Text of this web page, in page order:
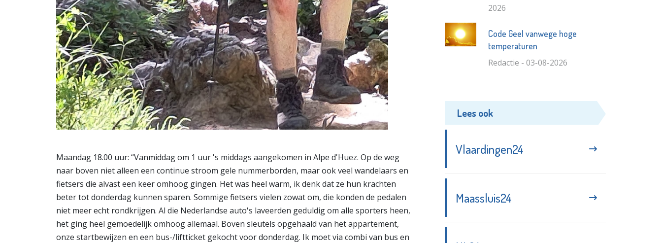
Maandag 18.00 uur: “Vanmiddag om 1 uur 's middags aangekomen in Alpe d'Huez. Op de weg
naar boven niet alleen een continue stroom gele nummerborden, maar ook veel wandelaars en
fietsers die alvast een keer omhoog gingen. Het was heel warm, ik denk dat ze hun krachten
beter tot donderdag kunnen sparen. Sommige fietsers vielen zowat om, die konden de pedalen
niet meer echt rondkrijgen. Al die Nederlandse auto's laveerden geduldig om alle sporters heen,
het ging heel gemoedelijk omhoog allemaal. Boven sleutels opgehaald van het appartement,
onze startbewijzen en een bus-/liftticket gekocht voor donderdag. Ik moet via combi van bus en
2026
Code Geel vanwege hoge
temperaturen
Redactie - 03-08-2026
Lees ook
Vlaardingen24
Maassluis24